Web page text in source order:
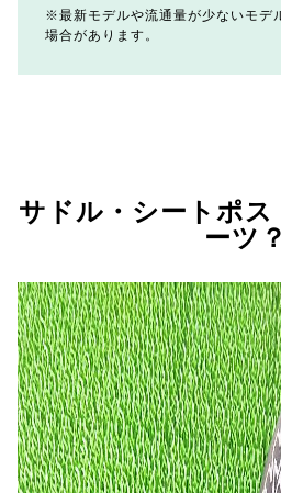
最新モデルや流通量が少ないモデ
場合があります。
サドル・シートポ
ーツ？